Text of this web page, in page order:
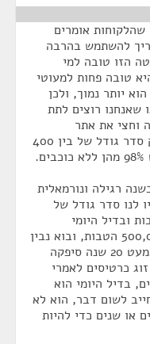
שהלקוחות אומרים
להשתמש בהרבה
הזו טובה למי
טובה פחות למעוטי
יותר נמוך, ולכן
שאנחנו רוצים לתת
וחצי את אתר
ההטבות, כשאתר ההטבות שלנו מספק סדר גודל של בין 400
רגילה ונורמאלית
לנו סדר גודל של
ובדיל היומי
שהשקנו, אנחנו רואים ממוצע של 500,000 הטבות, ובוא נבין
גם את ההבדל. אם ישראכרט במשך כמעט 20 שנה סיפקה
כרטיסים לאמרי
בתוספת של 266 כוכבים, בדיל היומי הוא
לשום דבר, הוא לא
או שנים כדי להיות